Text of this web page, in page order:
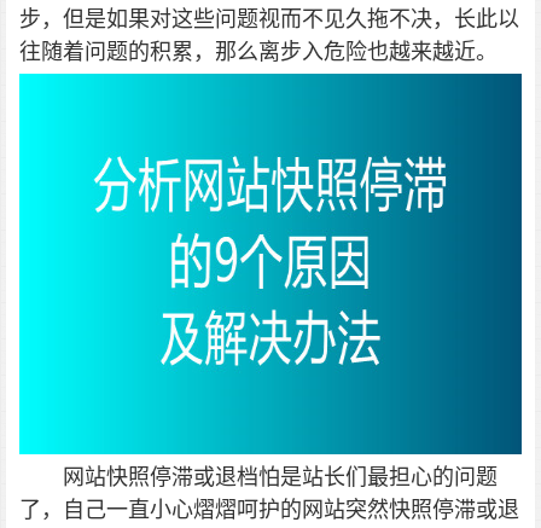
步，但是如果对这些问题视而不见久拖不决，长此以
往随着问题的积累，那么离步入危险也越来越近。
网站快照停滞或退档怕是站长们最担心的问题
了，自己一直小心熠熠呵护的网站突然快照停滞或退